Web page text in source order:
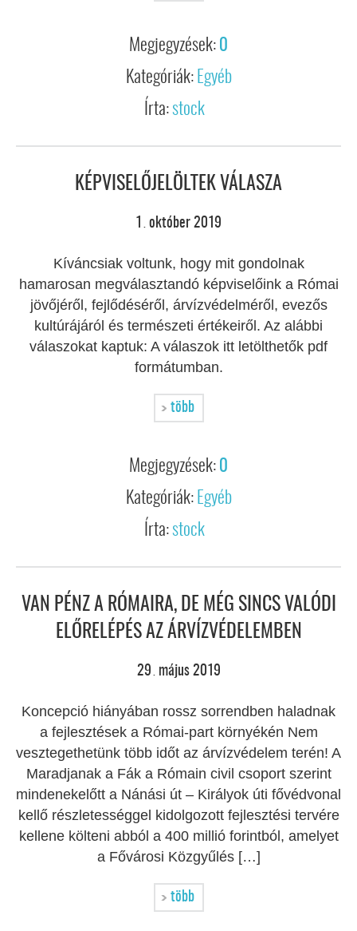
Megjegyzések: 0
Kategóriák: Egyéb
Írta:stock
KÉPVISELŐJELÖLTEK VÁLASZA
. október 2019
Kíváncsiak voltunk, hogy mit gondolnak
hamarosan megválasztandó képviselőink a Római
jövőjéről, fejlődéséről, árvízvédelméről, evezős
kultúrájáról és természeti értékeiről. Az alábbi
válaszokat kaptuk: A válaszok itt letölthetők pdf
formátumban.
több
Megjegyzések: 0
Kategóriák: Egyéb
Írta:stock
VAN PÉNZ A RÓMAIRA, DE MÉG SINCS VALÓDI
ELŐRELÉPÉS AZ ÁRVÍZVÉDELEMBEN
29 . május 2019
Koncepció hiányában rossz sorrendben haladnak
a fejlesztések a Római-part környékén Nem
vesztegethetünk több időt az árvízvédelem terén! A
Maradjanak a Fák a Rómain civil csoport szerint
mindenekelőtt a Nánási út – Királyok úti fővédvonal
kellő részletességgel kidolgozott fejlesztési tervére
kellene költeni abból a 400 millió forintból, amelyet
a Fővárosi Közgyűlés […]
több